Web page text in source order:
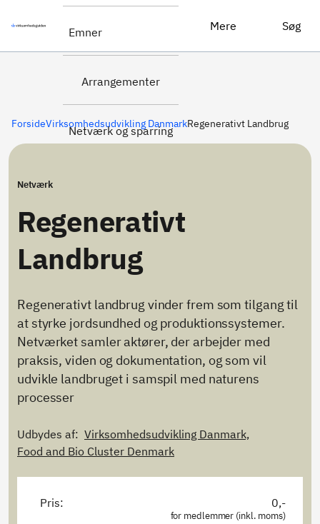
Emner
Arrangementer
Netværk og sparring
Mere Søg
Ja tak, jeg vil være med
ForsideVirksomhedsudvikling DanmarkRegenerativt Landbrug
Netværk
Regenerativt
Landbrug
Regenerativt landbrug vinder frem som tilgang til
at styrke jordsundhed og produktionssystemer.
Netværket samler aktører, der arbejder med
praksis, viden og dokumentation, og som vil
udvikle landbruget i samspil med naturens
processer
Udbydes af: Virksomhedsudvikling Danmark,
Food and Bio Cluster Denmark
Pris: 0,-
for medlemmer (inkl. moms)